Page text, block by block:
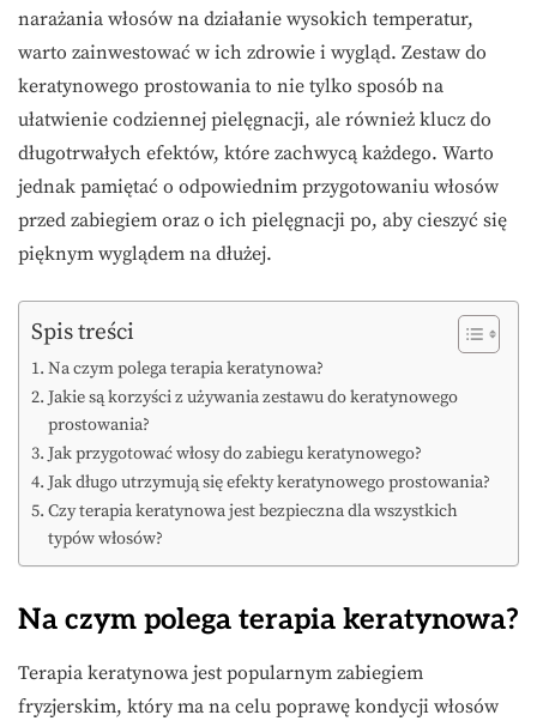
narażania włosów na działanie wysokich temperatur,
warto zainwestować w ich zdrowie i wygląd. Zestaw do
keratynowego prostowania to nie tylko sposób na
ułatwienie codziennej pielęgnacji, ale również klucz do
długotrwałych efektów, które zachwycą każdego. Warto
jednak pamiętać o odpowiednim przygotowaniu włosów
przed zabiegiem oraz o ich pielęgnacji po, aby cieszyć się
pięknym wyglądem na dłużej.
Spis treści
Na czym polega terapia keratynowa?
Jakie są korzyści z używania zestawu do keratynowego
prostowania?
Jak przygotować włosy do zabiegu keratynowego?
Jak długo utrzymują się efekty keratynowego prostowania?
Czy terapia keratynowa jest bezpieczna dla wszystkich
typów włosów?
Na czym polega terapia keratynowa?
Terapia keratynowa jest popularnym zabiegiem
fryzjerskim, który ma na celu poprawę kondycji włosów